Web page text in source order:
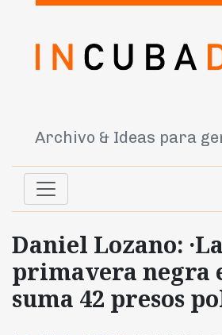
Archivo & Ideas para
Daniel Lozano:
primavera negra
suma 42 presos